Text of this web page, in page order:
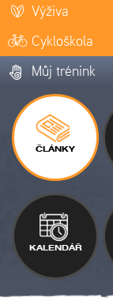
Výživa
Cykloškola
Můj trénink
ČLÁNKY
KALENDÁŘ